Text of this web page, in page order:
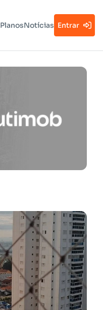
PlanosNotícias Entrar